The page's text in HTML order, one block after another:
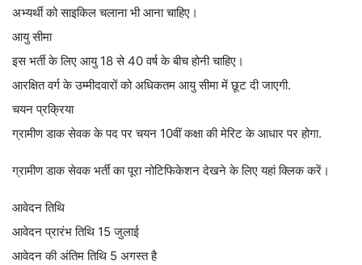
अभ्यर्थी को साइकिल चलाना भी आना चाहिए।
आयु सीमा
इस भर्ती के लिए आयु 18 से 40 वर्ष के बीच होनी चाहिए।
आरक्षित वर्ग के उम्मीदवारों को अधिकतम आयु सीमा में छूट दी जाएगी.
चयन प्रक्रिया
ग्रामीण डाक सेवक के पद पर चयन 10वीं कक्षा की मेरिट के आधार पर होगा.
ग्रामीण डाक सेवक भर्ती का पूरा नोटिफिकेशन देखने के लिए यहां क्लिक करें।
आवेदन तिथि
आवेदन प्रारंभ तिथि 15 जुलाई
आवेदन की अंतिम तिथि 5 अगस्त है